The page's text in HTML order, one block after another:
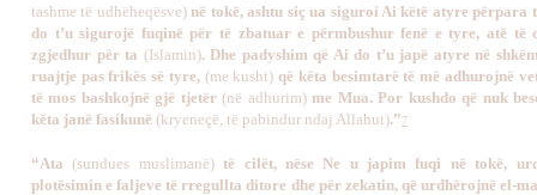
tashme të udhëheqësve)në tokë, ashtu siç ua siguroi Ai këtë atyre përpara
do t’u sigurojë fuqinë për të zbatuar e përmbushur fenë e tyre, atë të
zgjedhur për ta (Islamin). Dhe padyshim që Ai do t’u japë atyre në
ruajtje pas frikës së tyre, (me kusht) që këta besimtarë të më adhurojnë
të mos bashkojnë gjë tjetër(në adhurim)me Mua. Por kushdo që nuk
këta janë fasikunë (kryeneçë, të pabindur ndaj Allahut).”7
“Ata (sundues muslimanë)të cilët, nëse Ne u japim fuqi në tokë,
plotësimin e faljeve të rregullta ditore dhe për zekatin, që urdhërojnë el-